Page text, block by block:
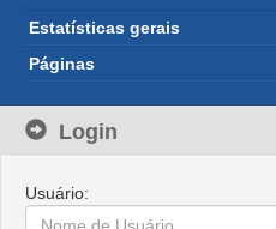
Estatísticas gerais
Páginas
Login
Usuário: